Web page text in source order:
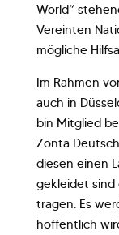
World“
Vereinten
mögliche
Im Rahmen
auch in
bin Mitglied
Zonta
diesen einen
gekleidet sind
tragen. Es
hoffentlich